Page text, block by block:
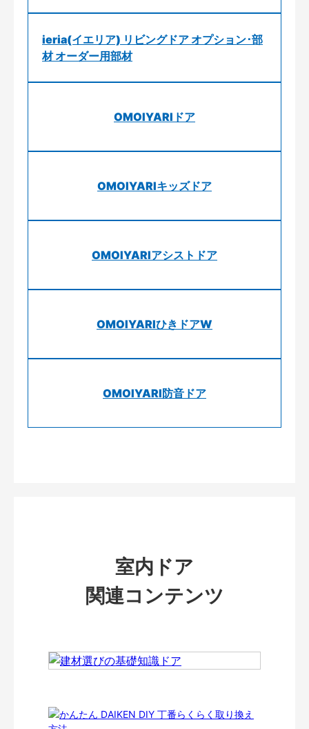
ieria(イエリア) リビングドア オプション･部
材 オーダー用部材
OMOIYARIドア
OMOIYARIキッズドア
OMOIYARIアシストドア
OMOIYARIひきドアW
OMOIYARI防音ドア
室内ドア
関連コンテンツ